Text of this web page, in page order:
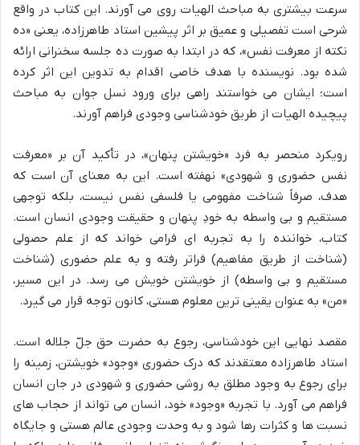
سرعت بیشتری به مباحث الهیات روی می آورند. این کتاب در واقع
شرحی است تفصیلی و عمیق بر اثر پیشین استاد طاهرزاده، یعنی «ده
نکته از معرفت نفس»، که در ابتدا به صورت ده جلسه سخنرانی ارائه
شده بود. نویسنده با هدف خاصی اقدام به تدوین این اثر کرده
است؛ ایشان می خواستند راهی برای ورود نسل جوان به مباحث
پیچیده الهیات از طریق خودشناسی وجودی فراهم آورند.
رویکرد منحصر به فرد «خویشتن پنهان»، در تأکید آن بر «معرفت
نفس حضوری و شهودی» نهفته است. این به معنای آن است که
هدف، صرفاً شناخت مفهومی یا فلسفی نفس نیست، بلکه توجهی
مستقیم و بی واسطه به خودِ پنهان و حقیقت وجودی انسان است.
کتاب، خواننده را به تجربه ای فرامی خواند که از علم حصولی
(شناخت از طریق مفاهیم) فراتر رفته و به علم حضوری (شناخت
مستقیم و بی واسطه) از خویشتن خویش می رسد. در این مسیر،
«من» به عنوان یقینی ترین معلوم هستی، کانون توجه قرار می گیرد.
مقصد نهایی این خودشناسی، رجوع به حضرت حق جلّ جلاله است.
استاد طاهرزاده معتقدند که درک حضوری «وجود» خویشتن، زمینه را
برای رجوع به وجود مطلق به روشی حضوری و شهودی در جان انسان
فراهم می آورد. با تجربه «وجود» خود، انسان می تواند از حجاب های
نسبت ها و کثرات رها شود و به وحدت وجودی عالم هستی و جایگاه